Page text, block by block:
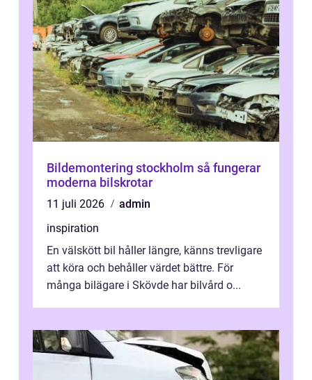
Bildemontering stockholm så fungerar
moderna bilskrotar
11 juli 2026
admin
inspiration
En välskött bil håller längre, känns trevligare
att köra och behåller värdet bättre. För
många bilägare i Skövde har bilvård o...